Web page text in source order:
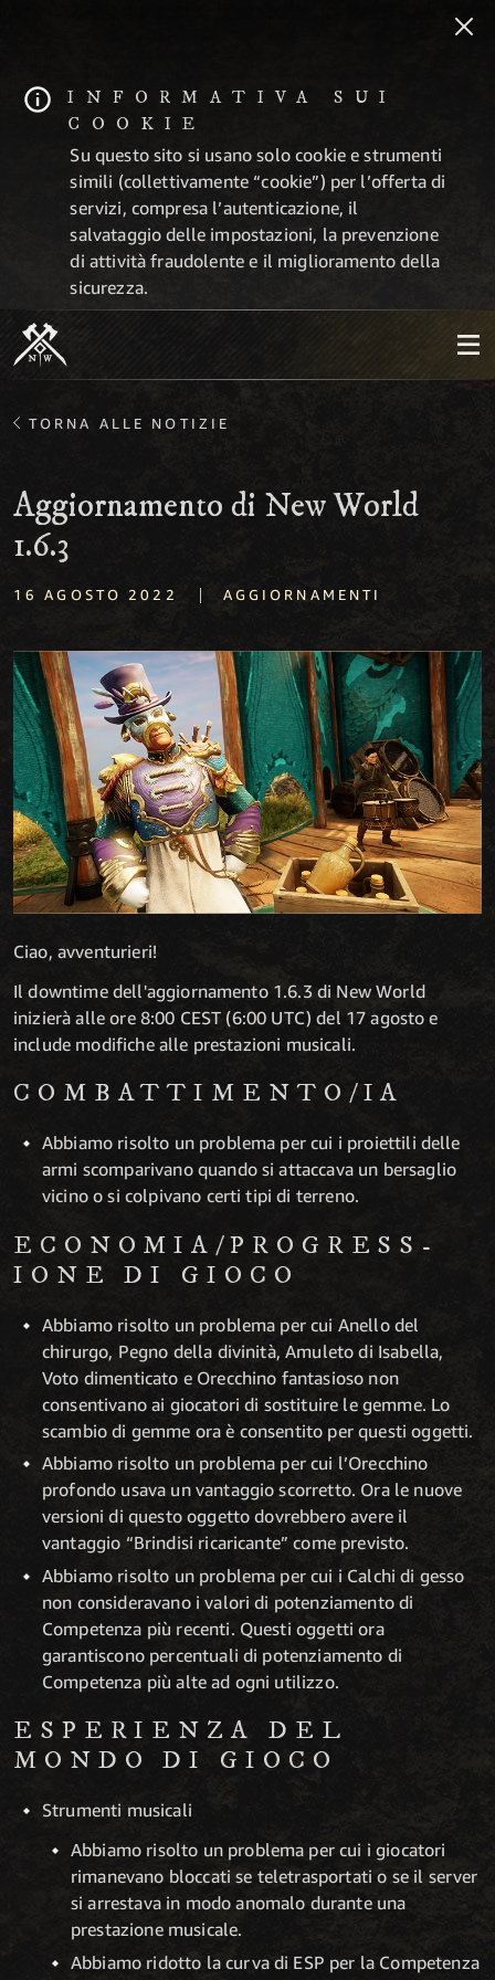
INFORMATIVA SUI
COOKIE
Su questo sito si usano solo cookie e strumenti
simili (collettivamente “cookie”) per l’offerta di
servizi, compresa l’autenticazione, il
salvataggio delle impostazioni, la prevenzione
di attività fraudolente e il miglioramento della
sicurezza.
TORNA ALLE NOTIZIE
Aggiornamento di New World
1.6.3
16 AGOSTO 2022 | AGGIORNAMENTI
Ciao, avventurieri!
Il downtime dell'aggiornamento 1.6.3 di New World
inizierà alle ore 8:00 CEST (6:00 UTC) del 17 agosto e
include modifiche alle prestazioni musicali.
COMBAT­­TIMENTO­/IA
Abbiamo risolto un problema per cui i proiettili delle
armi scomparivano quando si attaccava un bersaglio
vicino o si colpivano certi tipi di terreno.
ECONOMIA­­­/PROGRESS ­­­
IONE DI GIOCO
Abbiamo risolto un problema per cui Anello del
chirurgo, Pegno della divinità, Amuleto di Isabella,
Voto dimenticato e Orecchino fantasioso non
consentivano ai giocatori di sostituire le gemme. Lo
scambio di gemme ora è consentito per questi oggetti.
Abbiamo risolto un problema per cui l’Orecchino
profondo usava un vantaggio scorretto. Ora le nuove
versioni di questo oggetto dovrebbero avere il
vantaggio “Brindisi ricaricante” come previsto.
Abbiamo risolto un problema per cui i Calchi di gesso
non consideravano i valori di potenziamento di
Competenza più recenti. Questi oggetti ora
garantiscono percentuali di potenziamento di
Competenza più alte ad ogni utilizzo.
ESPERIENZA DEL
MONDO DI GIOCO
Strumenti musicali
Abbiamo risolto un problema per cui i giocatori
rimanevano bloccati se teletrasportati o se il server
si arrestava in modo anomalo durante una
prestazione musicale.
Abbiamo ridotto la curva di ESP per la Competenza